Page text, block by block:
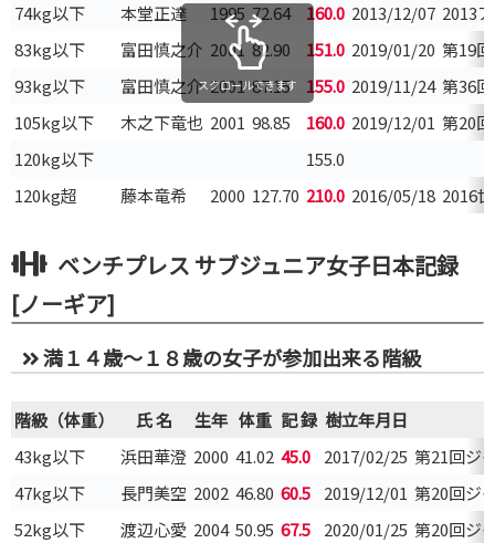
74kg以下
本堂正達 1995 72.64 160.0 2013/12/07 2013
83kg以下
富田慎之介 2001 82.90 151.0 2019/01/20 第19
93kg以下
富田慎之介 2001 87.15 155.0 2019/11/24 第36
105kg以下
木之下竜也 2001 98.85 160.0 2019/12/01 第20
120kg以下
155.0
120kg超
藤本竜希 2000 127.70 210.0 2016/05/18 2016
スクロールできます
ベンチプレス サブジュニア女子日本記録
[ノーギア]
満１４歳～１８歳の女子が参加出来る階級
階級（体重） 氏 名 生年 体重 記 録 樹立年月日
43kg以下
浜田華澄 2000 41.02 45.0 2017/02/25 第21回ジ
47kg以下
長門美空 2002 46.80 60.5 2019/12/01 第20回ジ
52kg以下
渡辺心愛 2004 50.95 67.5 2020/01/25 第20回ジ